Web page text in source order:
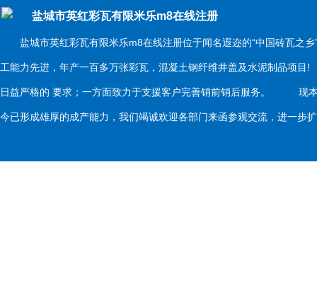
盐城市英红彩瓦有限米乐m8在线注册
盐城市英红彩瓦有限米乐m8在线注册位于闻名遐迩的“中国砖瓦之乡
工能力先进，年产一百多万张彩瓦，混凝土钢纤维井盖及水泥制品项
日益严格的 要求；一方面致力于支援客户完善销前销后服务。 现本
今已形成雄厚的成产能力，我们竭诚欢迎各部门来函参观交流，进一